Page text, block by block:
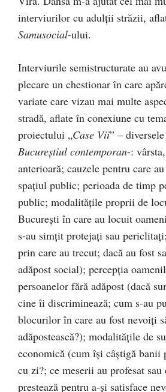
interviurilor cu adulții străzii,
Samusocial-ului.
Interviurile semistructurate au
plecare un chestionar în care
variate care vizau mai multe
stradă, aflate în conexiune cu
proiectului „Case Vii” – diversele
Bucureștiul contemporan-:
anterioară; cauzele pentru care
spațiul public; perioada de timp
public; modalitățile proprii de
București în care au locuit
s-au simțit protejați sau
prin care au trecut; dacă au fost
adăpost social); percepția
persoanelor fără adăpost (dacă
cine îi discriminează; cum s-au
blocurilor în care au fost nevoiți
adăpostească?); modalitățile de
economică (cum își câștigă banii
cu zi?; ce meserii au profesat
prestează pentru a-și satisface